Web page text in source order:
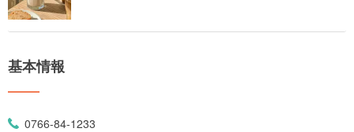
基本情報
0766-84-1233